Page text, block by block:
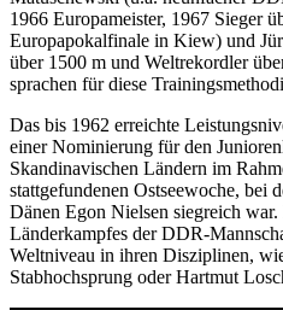
1966 Europameister, 1967 Sieger
Europapokalfinale in Kiew) und
über 1500 m und Weltrekordler
sprachen für diese
Das bis 1962 erreichte
einer Nominierung für den
Skandinavischen Ländern im
stattgefundenen Ostseewoche, bei
Dänen Egon Nielsen siegreich
Länderkampfes der DDR-
Weltniveau in ihren Disziplinen,
Stabhochsprung oder Hartmut